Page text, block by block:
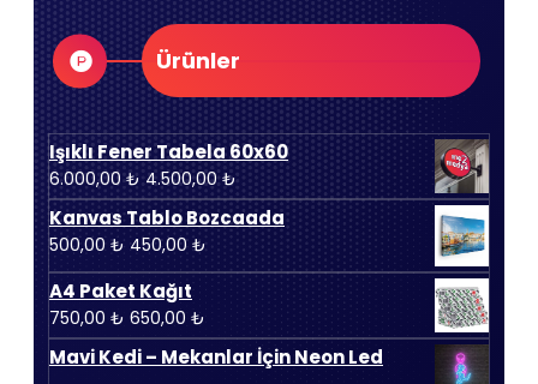
Ürünler
Işıklı Fener Tabela 60x60
6.000,00₺ Orijinal
fiyat:
6.000,00 ₺.
4.500,00₺Şu
andaki
fiyat:
4.500,00 ₺.
Kanvas Tablo Bozcaada
500,00 ₺ Orijinal
fiyat:
500,00 ₺.
450,00 ₺Şu
andaki
450,00 ₺.
A4 Paket Kağıt
750,00 ₺ Orijinal
fiyat:
750,00 ₺.
650,00 ₺
andaki
fiyat:
Mavi Kedi – Mekanlar İçin Neon Led